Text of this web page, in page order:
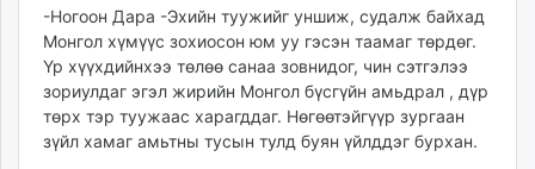
-Ногоон Дара -Эхийн туужийг уншиж, судалж байхад
Монгол хүмүүс зохиосон юм уу гэсэн таамаг төрдөг.
Үр хүүхдийнхээ төлөө санаа зовнидог, чин сэтгэлээ
зориулдаг эгэл жирийн Монгол бүсгүйн амьдрал , дүр
төрх тэр туужаас харагддаг. Нөгөөтэйгүүр зургаан
зүйл хамаг амьтны тусын тулд буян үйлддэг бурхан.